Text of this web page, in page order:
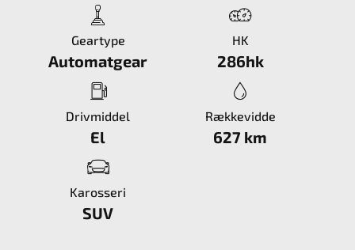
Geartype
Automatgear
HK
286hk
Drivmiddel
El
Rækkevidde
627 km
Karosseri
SUV